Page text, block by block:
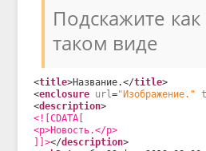
Подскажите
таком виде
<title>Название.</title>
<enclosure url ="Изображение."
<description>
<![CDATA[
<p>Новость.</p>
]]></description>